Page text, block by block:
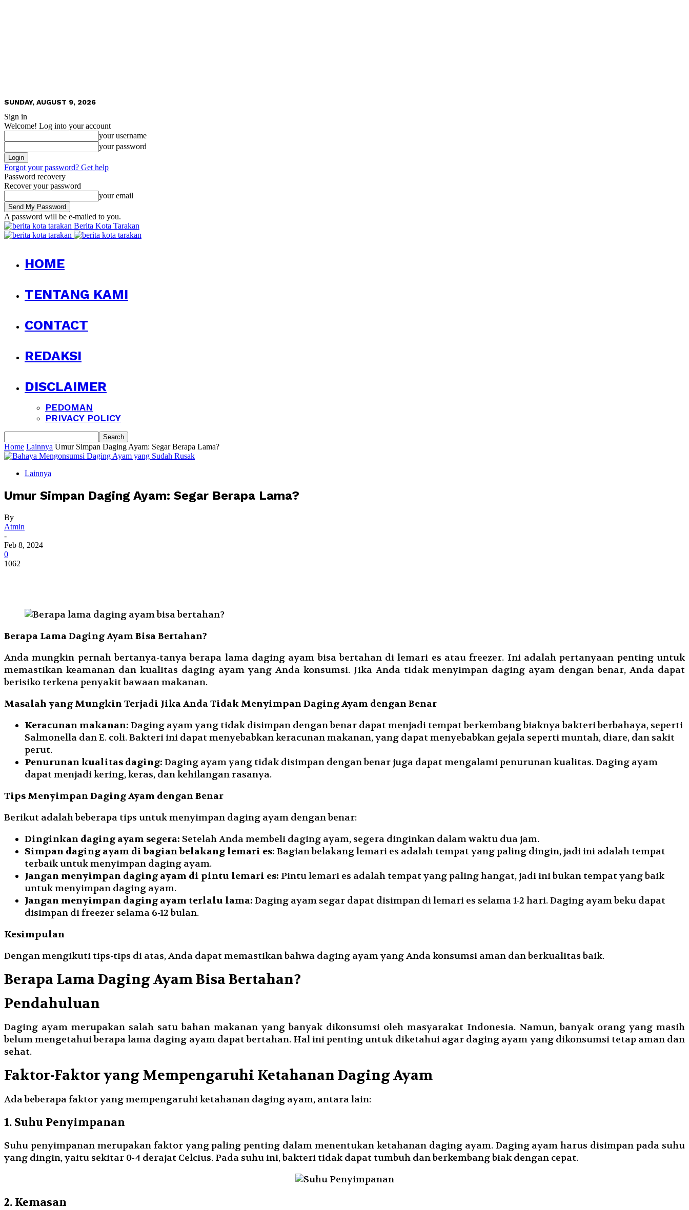
SUNDAY, AUGUST 9, 2026
Sign in
Welcome! Log into your account
your username
your password
Forgot your password? Get help
Password recovery
Recover your password
your email
A password will be e-mailed to you.
Berita Kota Tarakan
HOME
TENTANG KAMI
CONTACT
REDAKSI
DISCLAIMER
PEDOMAN
PRIVACY POLICY
Home Lainnya Umur Simpan Daging Ayam: Segar Berapa Lama?
Lainnya
Umur Simpan Daging Ayam: Segar Berapa Lama?
By
Atmin
-
Feb 8, 2024
0
1062
Berapa Lama Daging Ayam Bisa Bertahan?
Anda mungkin pernah bertanya-tanya berapa lama daging ayam bisa bertahan di lemari es atau freezer. Ini adalah pertanyaan penting untuk
memastikan keamanan dan kualitas daging ayam yang Anda konsumsi. Jika Anda tidak menyimpan daging ayam dengan benar, Anda dapat
berisiko terkena penyakit bawaan makanan.
Masalah yang Mungkin Terjadi Jika Anda Tidak Menyimpan Daging Ayam dengan Benar
Keracunan makanan: Daging ayam yang tidak disimpan dengan benar dapat menjadi tempat berkembang biaknya bakteri berbahaya, seperti
Salmonella dan E. coli. Bakteri ini dapat menyebabkan keracunan makanan, yang dapat menyebabkan gejala seperti muntah, diare, dan sakit
perut.
Penurunan kualitas daging: Daging ayam yang tidak disimpan dengan benar juga dapat mengalami penurunan kualitas. Daging ayam
dapat menjadi kering, keras, dan kehilangan rasanya.
Tips Menyimpan Daging Ayam dengan Benar
Berikut adalah beberapa tips untuk menyimpan daging ayam dengan benar:
Dinginkan daging ayam segera: Setelah Anda membeli daging ayam, segera dinginkan dalam waktu dua jam.
Simpan daging ayam di bagian belakang lemari es: Bagian belakang lemari es adalah tempat yang paling dingin, jadi ini adalah tempat
terbaik untuk menyimpan daging ayam.
Jangan menyimpan daging ayam di pintu lemari es: Pintu lemari es adalah tempat yang paling hangat, jadi ini bukan tempat yang baik
untuk menyimpan daging ayam.
Jangan menyimpan daging ayam terlalu lama: Daging ayam segar dapat disimpan di lemari es selama 1-2 hari. Daging ayam beku dapat
disimpan di freezer selama 6-12 bulan.
Kesimpulan
Dengan mengikuti tips-tips di atas, Anda dapat memastikan bahwa daging ayam yang Anda konsumsi aman dan berkualitas baik.
Berapa Lama Daging Ayam Bisa Bertahan?
Pendahuluan
Daging ayam merupakan salah satu bahan makanan yang banyak dikonsumsi oleh masyarakat Indonesia. Namun, banyak orang yang masih
belum mengetahui berapa lama daging ayam dapat bertahan. Hal ini penting untuk diketahui agar daging ayam yang dikonsumsi tetap aman dan
sehat.
Faktor-Faktor yang Mempengaruhi Ketahanan Daging Ayam
Ada beberapa faktor yang mempengaruhi ketahanan daging ayam, antara lain:
1. Suhu Penyimpanan
Suhu penyimpanan merupakan faktor yang paling penting dalam menentukan ketahanan daging ayam. Daging ayam harus disimpan pada suhu
yang dingin, yaitu sekitar 0-4 derajat Celcius. Pada suhu ini, bakteri tidak dapat tumbuh dan berkembang biak dengan cepat.
2. Kemasan